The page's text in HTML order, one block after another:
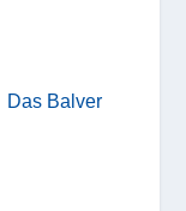
Das Balver